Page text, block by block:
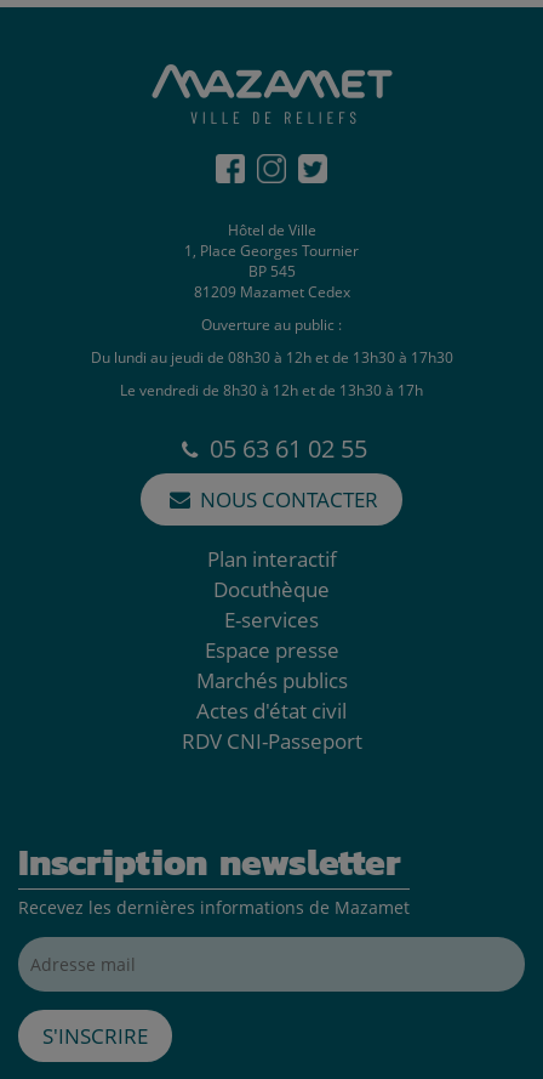
Hôtel de Ville
1, Place Georges Tournier
BP 545
81209 Mazamet Cedex
Ouverture au public :
Du lundi au jeudi de 08h30 à 12h et de 13h30 à 17h30
Le vendredi de 8h30 à 12h et de 13h30 à 17h
05 63 61 02 55
NOUS CONTACTER
Plan interactif
Docuthèque
E-services
Espace presse
Marchés publics
Actes d'état civil
RDV CNI-Passeport
Inscription newsletter
Recevez les dernières informations de Mazamet
Adresse mail*
S'inscrire